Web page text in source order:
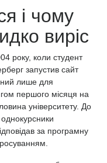
і чому
виріс
року, коли студент
запустив сайт
лише для
першого місяця на
університету. До
за програмну